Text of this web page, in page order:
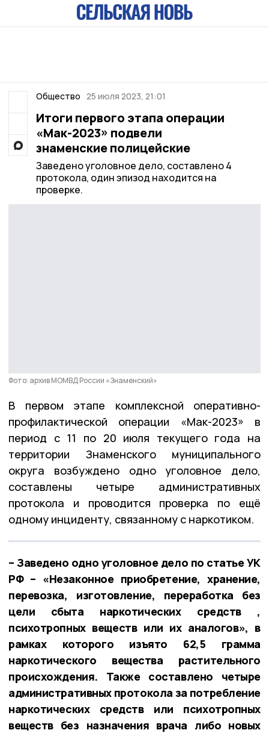
Общество 25 июля 2023, 21:01
Итоги первого этапа операции
«Мак-2023» подвели
знаменские полицейские
Заведено уголовное дело, составлено 4
протокола, один эпизод находится на
проверке.
Фото: архив МОМВД России «Знаменский»
В первом этапе комплексной оперативно-
профилактической операции «Мак-2023» в
период с 11 по 20 июля текущего года на
территории Знаменского муниципального
округа возбуждено одно уголовное дело,
составлены четыре административных
протокола и проводится проверка по ещё
одному инциденту, связанному с наркотиком.
– Заведено одно уголовное дело по статье УК
РФ – «Незаконное приобретение, хранение,
перевозка, изготовление, переработка без
цели сбыта наркотических средств ,
психотропных веществ или их аналогов», в
рамках которого изъято 62,5 грамма
наркотического вещества растительного
происхождения. Также составлено четыре
административных протокола за потребление
наркотических средств или психотропных
веществ без назначения врача либо новых